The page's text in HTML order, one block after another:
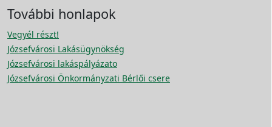
További honlapok
Vegyél részt!
Józsefvárosi Lakásügynökség
Józsefvárosi lakáspályázato
Józsefvárosi Önkormányzati Bérlői csere